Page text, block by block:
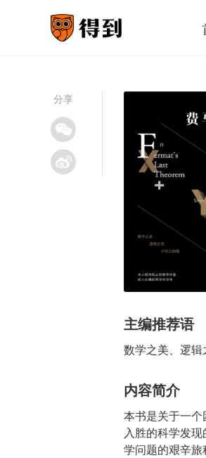
分享
主编推荐语
数学之美、逻辑
内容简介
本书是关于一
入胜的科学发
学问题的艰辛旅